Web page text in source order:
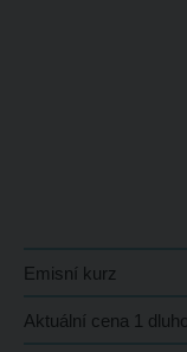
Emisní kurz
Aktuální cena 1